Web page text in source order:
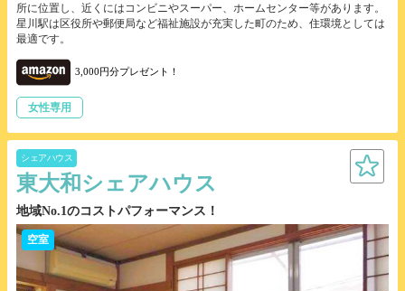
所に位置し、近くにはコンビニやスーパー、ホームセンター等があります。
星川駅は区役所や郵便局など福祉施設が充実した町のため、住環境としては
最適です。
3,000円分プレゼント！
女性専用
シェアハウス
東大和シェアハウス
地域No.1のコストパフォーマンス！
空室